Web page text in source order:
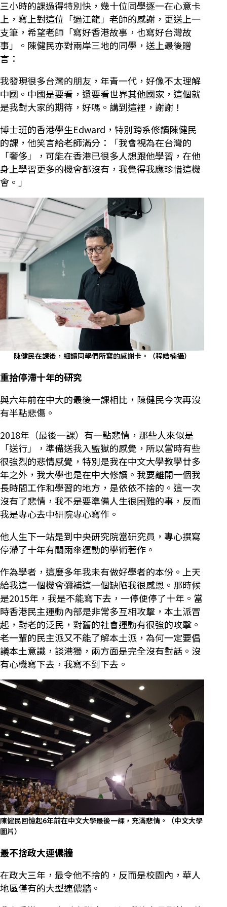
三小時的課過得特別快，幾十位同學逐一在心意卡
上，寫上對這位「過江龍」老師的感謝，更送上一
支筆，希望老師「寫好香港故事，也寫好台灣故
事」。陳健民亦對兩岸三地的同學，送上最後贈
言：
我發現很多台灣的朋友，年青一代，好像不太理解
中國。中國是要看，還要看世界其他國家，這個就
是我對大家的期待，好嗎。講到這裡，謝謝！
博士班的香港學生Edward，特別跨系修讀陳健民
的課，他笑言給老師滿分：「我會視為在台灣的
「奢侈」，可能在香港已很多人想跟他學習，在他
身上學習更多的機會都沒有，我覺得我應珍惜這機
會。」
陳健民在課後，細讀同學們所寫的感謝卡。（程皓楠攝）
重拾停滯十年的研究
與六年前在中大的最後一課相比，陳健民今次再沒
有半點悲傷。
2018年（最後一課）有一點悲情，那些人來似是
「送行」，準備送我入監獄的感覺，所以當時有些
很強烈的悲情感覺，特別是我在中文大學教學廿多
年之外，我大學也是在中大修讀。我要離開一個我
長時間工作和學習的地方，是依依不捨的。這一次
沒有了悲情，我不是要準備人生很困難的事，反而
我是專心去中研院專心寫作。
他人生下一站是到中央研究院當研究員，專心撰寫
停滯了十年有關雨傘運動的學術著作。
作為學者，這麼多年我未有做好學者的本份。上天
給我這一個機會彌補這一個缺陷我很感恩。那時候
是2015年，我是不能寫下去，一停便停了十年。當
時香港民主運動內部是非常多互相攻擊，本土派冒
起，對老的泛民，對舊的社會運動有很強的攻擊。
老一輩的民主派又不能了解本土派，為何一定要倡
議本土意識，談港獨，兩方面是完全沒有對話。沒
有心機寫下去，我寫不到下去。
陳健民回憶起6年前在中文大學最後一課，充滿悲情。（中文大學
圖片）
最不捨政大連儂牆
在政大三年，最令他不捨的，反而是校園內，華人
地區僅有的大型連儂牆。